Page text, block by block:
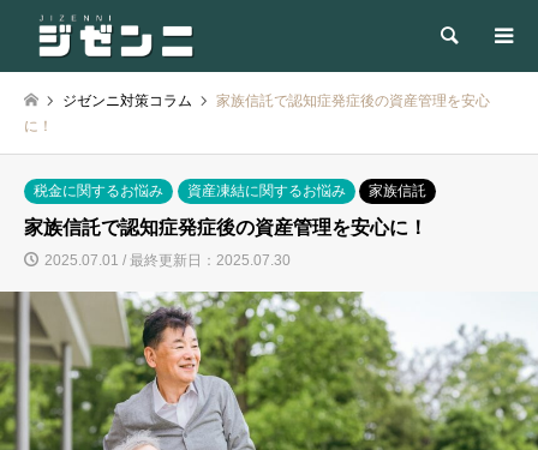
検索
ジゼンニ対策コラム
家族信託で認知症発症後の資産管理を安心
に！
税金に関するお悩み 資産凍結に関するお悩み 家族信託
家族信託で認知症発症後の資産管理を安心に！
2025.07.01 / 最終更新日：2025.07.30